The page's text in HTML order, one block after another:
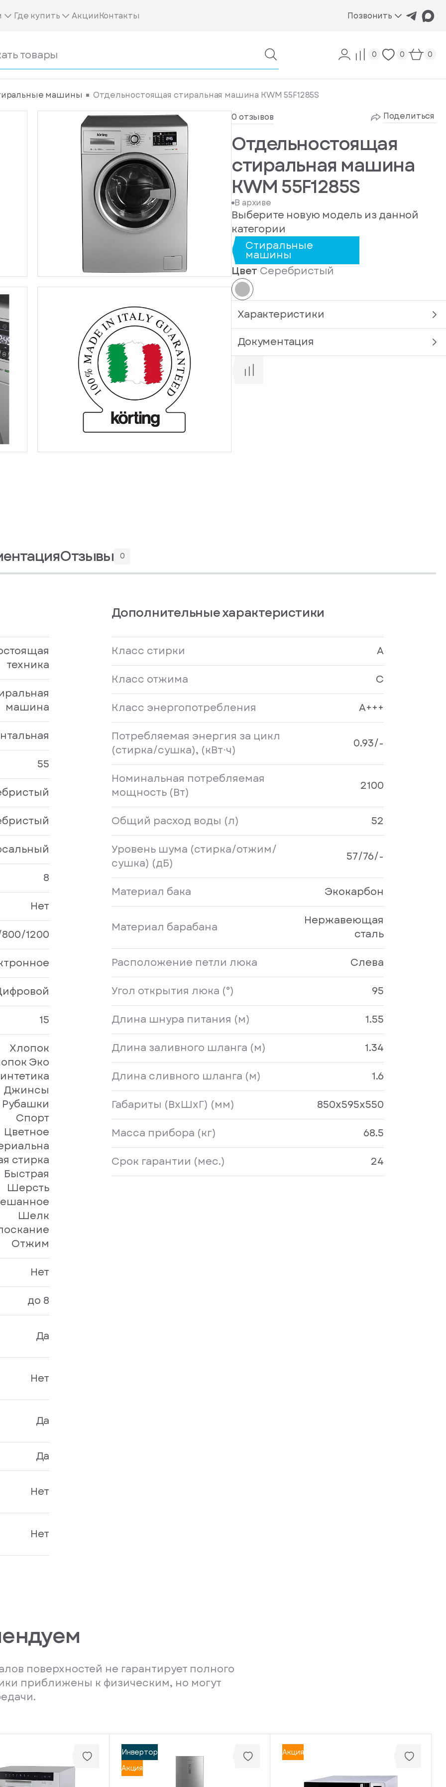
Где купить АкцииКонтакты Позвонить
0 0 0
машины
Отдельностоящая стиральная машина KWM 55F1285S
0 отзывов
Поделиться
Отдельностоящая
стиральная машина
KWM 55F1285S
В архиве
Выберите новую модель из данной
категории
Стиральные
машины
Цвет Серебристый
Характеристики
Документация
Отзывы 0
техника
машина
55
8
Нет
1200
15
Хлопок
Эко
Джинсы
Рубашки
Спорт
Цветное
стирка
Быстрая
Шерсть
Шелк
Отжим
Нет
до 8
Да
Нет
Да
Да
Нет
Нет
Дополнительные характеристики
Класс стирки
A
Класс отжима
C
Класс энергопотребления
A+++
Потребляемая энергия за цикл
(стирка/сушка), (кВт⋅ч)
0.93/-
Номинальная потребляемая
мощность (Вт)
2100
Общий расход воды (л)
52
Уровень шума (стирка/отжим/
сушка) (дБ)
57/76/-
Материал бака Экокарбон
Материал барабана
Нержавеющая
сталь
Расположение петли люка
Слева
Угол открытия люка (°)
95
Длина шнура питания (м)
1.55
Длина заливного шланга (м)
1.34
Длина сливного шланга (м)
1.6
Габариты (ВхШхГ) (мм)
850x595x550
Масса прибора (кг)
68.5
Срок гарантии (мес.)
24
поверхностей не гарантирует полного
приближены к физическим, но могут
Инвертор
Акция
Акция